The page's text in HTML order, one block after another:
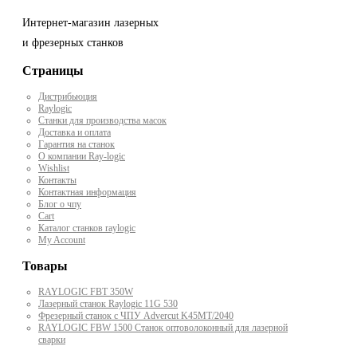
Интернет-магазин лазерных
и фрезерных станков
Страницы
Дистрибьюция
Raylogic
Станки для производства масок
Доставка и оплата
Гарантия на станок
О компании Ray-logic
Wishlist
Контакты
Контактная информация
Блог о чпу
Cart
Каталог станков raylogic
My Account
Товары
RAYLOGIC FBT 350W
Лазерный станок Raylogic 11G 530
Фрезерный станок с ЧПУ Advercut K45MT/2040
RAYLOGIC FBW 1500 Станок оптоволоконный для лазерной
сварки